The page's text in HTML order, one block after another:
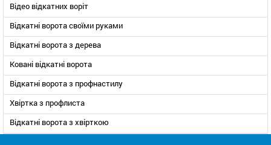
Відео відкатних воріт
Відкатні ворота своїми руками
Відкатні ворота з дерева
Ковані відкатні ворота
Відкатні ворота з профнастилу
Хвіртка з профлиста
Відкатні ворота з хвірткою